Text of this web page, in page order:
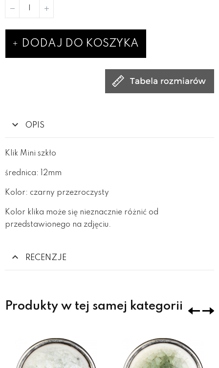
DODAJ DO KOSZYKA
OPIS
Klik Mini szkło
średnica: 12mm
Kolor: czarny przezroczysty
Kolor klika może się nieznacznie różnić od
przedstawionego na zdjęciu.
RECENZJE
Produkty w tej samej kategorii